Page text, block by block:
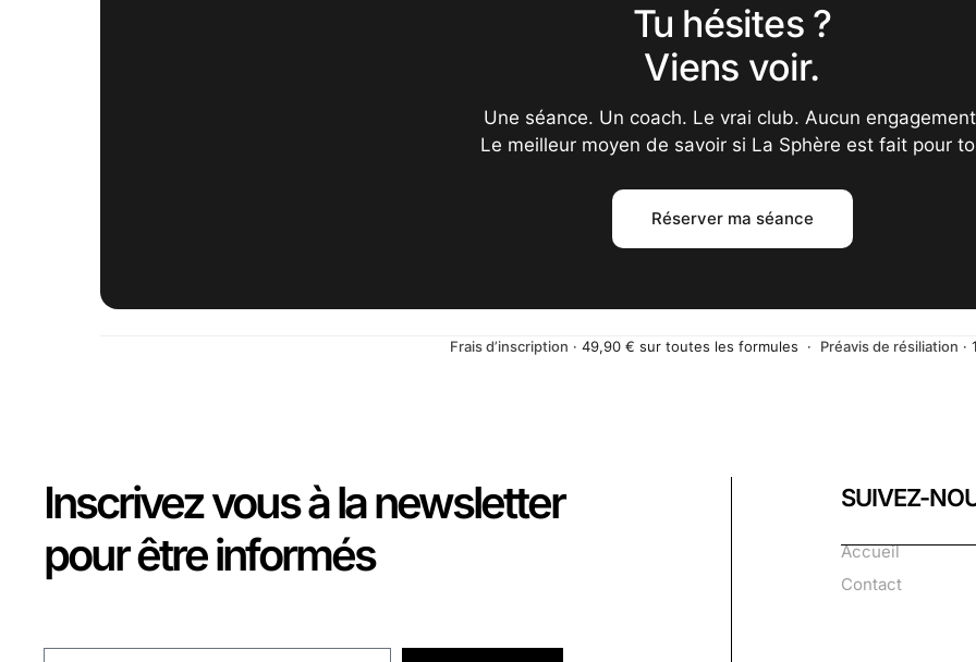
Tu hésites ?
Viens voir.
Une séance. Un coach. Le vrai club. Aucun
Le meilleur moyen de savoir si La Sphère est fait pour
Réserver ma séance
Frais d’inscription · 49,90 € sur toutes les formules · Préavis de résiliation ·
Inscrivez vous à la newsletter
pour être informés
SUIVEZ-
Accueil
Contact